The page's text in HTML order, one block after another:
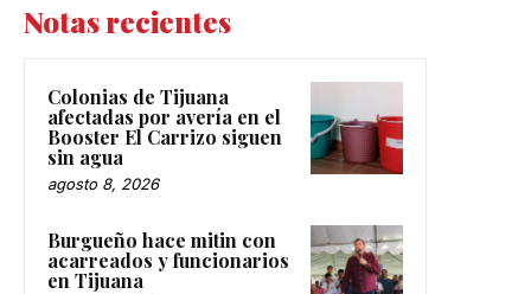
Notas recientes
Colonias de Tijuana
afectadas por avería en el
Booster El Carrizo siguen
sin agua
agosto 8, 2026
Burgueño hace mitin con
acarreados y funcionarios
en Tijuana